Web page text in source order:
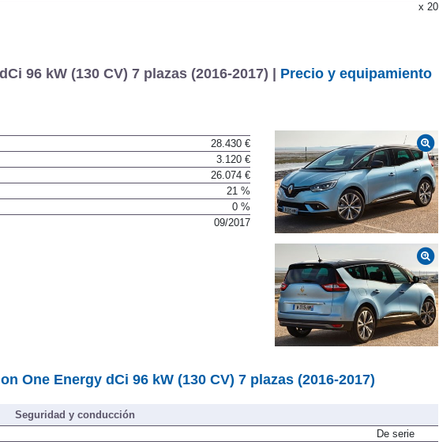
x 20
96 kW (130 CV) 7 plazas (2016-2017) | Precio y equipamiento
28.430 €
3.120 €
26.074 €
21 %
0 %
09/2017
One Energy dCi 96 kW (130 CV) 7 plazas (2016-2017)
Seguridad y conducción
De serie